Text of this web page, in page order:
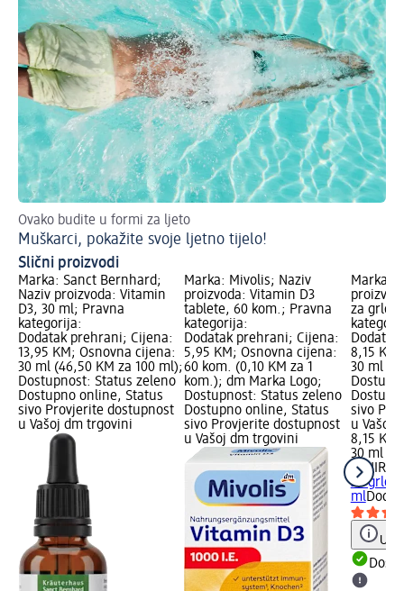
Ovako budite u formi za ljeto
Muškarci, pokažite svoje ljetno tijelo!
Slični proizvodi
Marka: Sanct Bernhard;
Naziv proizvoda: Vitamin
D3, 30 ml; Pravna
kategorija:
Dodatak prehrani; Cijena:
13,95 KM; Osnovna cijena:
30 ml (46,50 KM za 100 ml);
Dostupnost: Status zeleno
Dostupno online, Status
sivo Provjerite dostupnost
u Vašoj dm trgovini
Marka: Mivolis; Naziv
proizvoda: Vitamin D3
tablete, 60 kom.; Pravna
kategorija:
Dodatak prehrani; Cijena:
5,95 KM; Osnovna cijena:
60 kom. (0,10 KM za 1
kom.); dm Marka Logo;
Dostupnost: Status zeleno
Dostupno online, Status
sivo Provjerite dostupnost
u Vašoj dm trgovini
Marka:
za grlo,
8,15
30 ml
sivo
u Vašoj
8,15 KM
30 ml
za grlo,
ml